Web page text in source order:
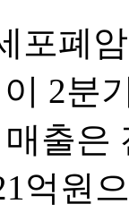
포폐
2분
출은
억원